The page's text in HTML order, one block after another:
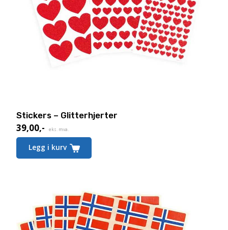
Stickers – Glitterhjerter
39,00,- eks. mva.
Legg i kurv